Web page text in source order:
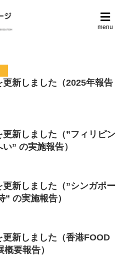
メ
ニ
menu
新しました（2025年報告
新しました（”フィリピン
” の実施報告）
新しました（”シンガポー
の実施報告）
新しました（香港FOOD
要報告）